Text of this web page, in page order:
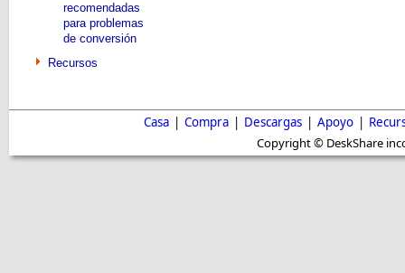
recomendadas
para problemas
de conversión
Recursos
Casa | Compra | Descargas | Apoyo |
Copyright © DeskShare